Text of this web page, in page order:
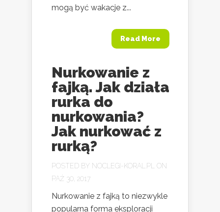
mogą być wakacje z...
Read More
Nurkowanie z
fajką. Jak działa
rurka do
nurkowania?
Jak nurkować z
rurką?
POSTED BY NOCLEGI-KORAL.PL
ON
PAŹ 30, 2017
Nurkowanie z fajką to niezwykle
popularna forma eksploracji